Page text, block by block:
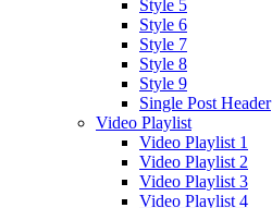
Style 5
Style 6
Style 7
Style 8
Style 9
Single Post Header
Video Playlist
Video Playlist 1
Video Playlist 2
Video Playlist 3
Video Playlist 4